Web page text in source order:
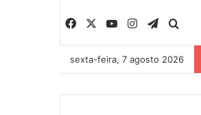
Facebook YouTubeInstagramTelegram
sexta-feira, 7 agosto 2026